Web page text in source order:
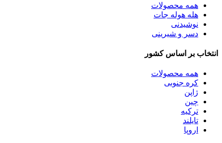
همه محصولات
هله هوله جات
نوشیدنی
دسر و شیرینی
انتخاب بر اساس کشور
همه محصولات
کره جنوبی
ژاپن
چین
ترکیه
تایلند
اروپا